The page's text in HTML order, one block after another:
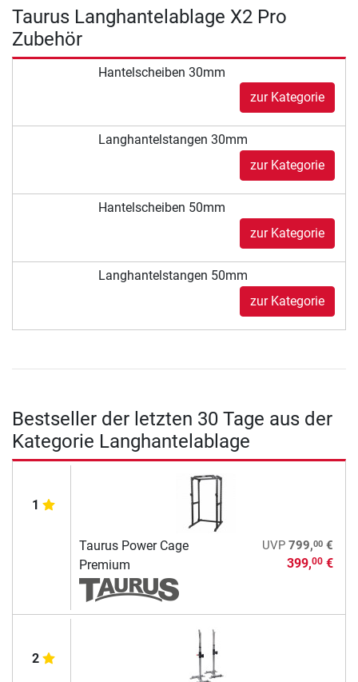
Taurus Langhantelablage X2 Pro
Zubehör
Hantelscheiben 30mm
zur Kategorie
Langhantelstangen 30mm
zur Kategorie
Hantelscheiben 50mm
zur Kategorie
Langhantelstangen 50mm
zur Kategorie
Bestseller der letzten 30 Tage aus der
Kategorie Langhantelablage
1
Taurus Power Cage
Premium
UVP 799,00€
399,00€
2